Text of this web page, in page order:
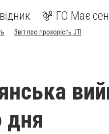
ГО Має
Звіт про прозорість JTI
дня